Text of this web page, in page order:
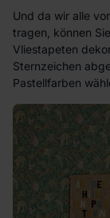
Und da wir alle
tragen, können
Vliestapeten
Sternzeichen
Pastellfarben